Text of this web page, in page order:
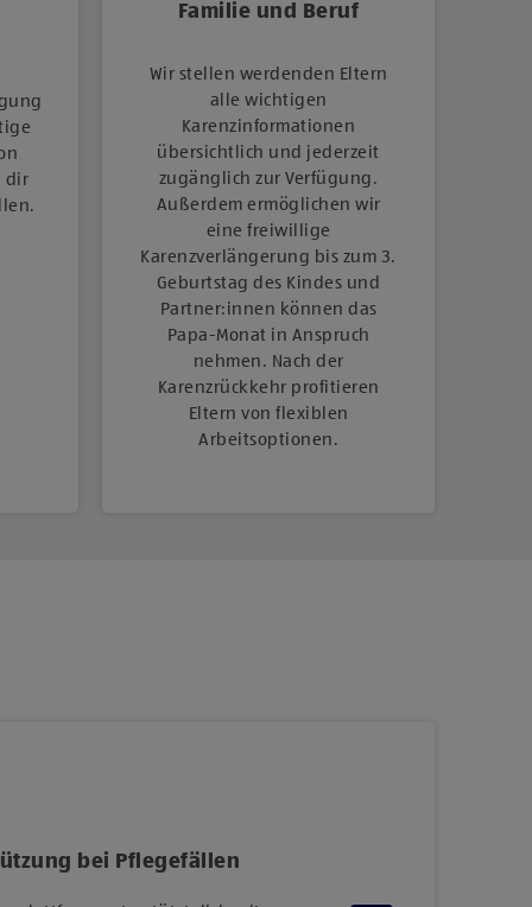
dir
Familie und Beruf
Wir stellen werdenden Eltern
alle wichtigen
Karenzinformationen
übersichtlich und jederzeit
zugänglich zur Verfügung.
Außerdem ermöglichen wir
eine freiwillige
Karenzverlängerung bis zum 3.
Geburtstag des Kindes und
Partner:innen können das
Papa-Monat in Anspruch
nehmen. Nach der
Karenzrückkehr profitieren
Eltern von flexiblen
Arbeitsoptionen.
bei Pflegefällen